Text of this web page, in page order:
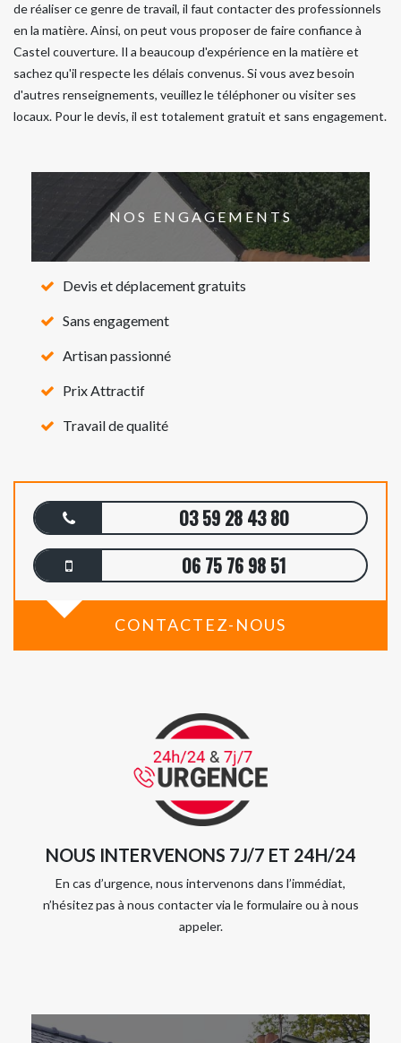
de réaliser ce genre de travail, il faut contacter des professionnels
en la matière. Ainsi, on peut vous proposer de faire confiance à
Castel couverture. Il a beaucoup d'expérience en la matière et
sachez qu'il respecte les délais convenus. Si vous avez besoin
d'autres renseignements, veuillez le téléphoner ou visiter ses
locaux. Pour le devis, il est totalement gratuit et sans engagement.
NOS ENGAGEMENTS
Devis et déplacement gratuits
Sans engagement
Artisan passionné
Prix Attractif
Travail de qualité
03 59 28 43 80
06 75 76 98 51
CONTACTEZ-NOUS
NOUS INTERVENONS 7J/7 ET 24H/24
En cas d’urgence, nous intervenons dans l’immédiat,
n’hésitez pas à nous contacter via le formulaire ou à nous
appeler.